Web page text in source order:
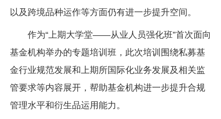
以及跨境品种运作等方面仍有进一步提升空间。
作为“上期大学堂——从业人员强化班”首次面向
基金机构举办的专题培训班，此次培训围绕私募基
金行业规范发展和上期所国际化业务发展及相关监
管要求等内容展开，帮助基金机构进一步提升合规
管理水平和衍生品运用能力。